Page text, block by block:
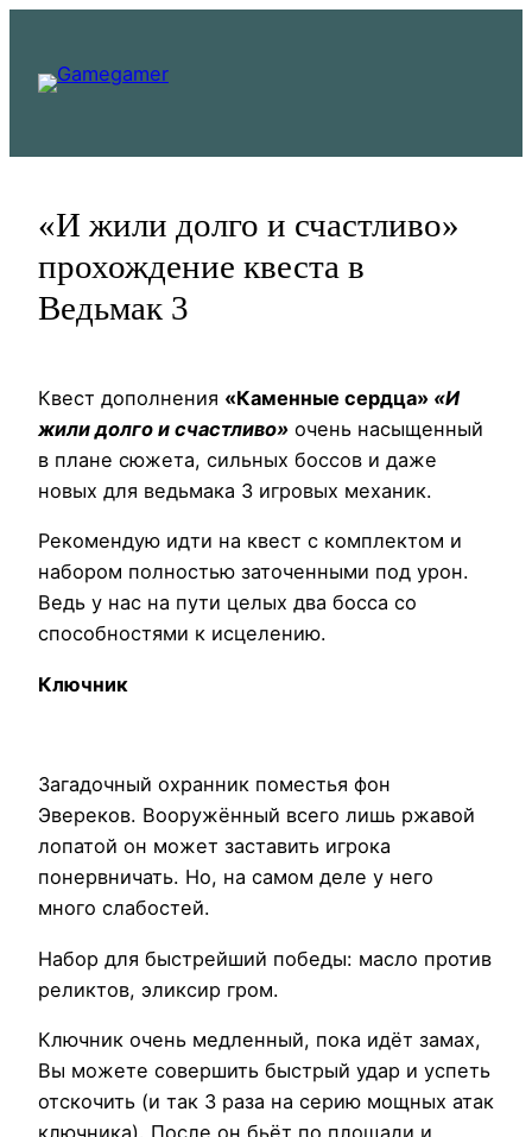
содержимому
«И жили долго и счастливо»
прохождение квеста в
Ведьмак 3
Квест дополнения «Каменные сердца» «И
жили долго и счастливо» очень насыщенный
в плане сюжета, сильных боссов и даже
новых для ведьмака 3 игровых механик.
Рекомендую идти на квест с комплектом и
набором полностью заточенными под урон.
Ведь у нас на пути целых два босса со
способностями к исцелению.
Ключник
Загадочный охранник поместья фон
Эвереков. Вооружённый всего лишь ржавой
лопатой он может заставить игрока
понервничать. Но, на самом деле у него
много слабостей.
Набор для быстрейший победы: масло против
реликтов, эликсир гром.
Ключник очень медленный, пока идёт замах,
Вы можете совершить быстрый удар и успеть
отскочить (и так 3 раза на серию мощных атак